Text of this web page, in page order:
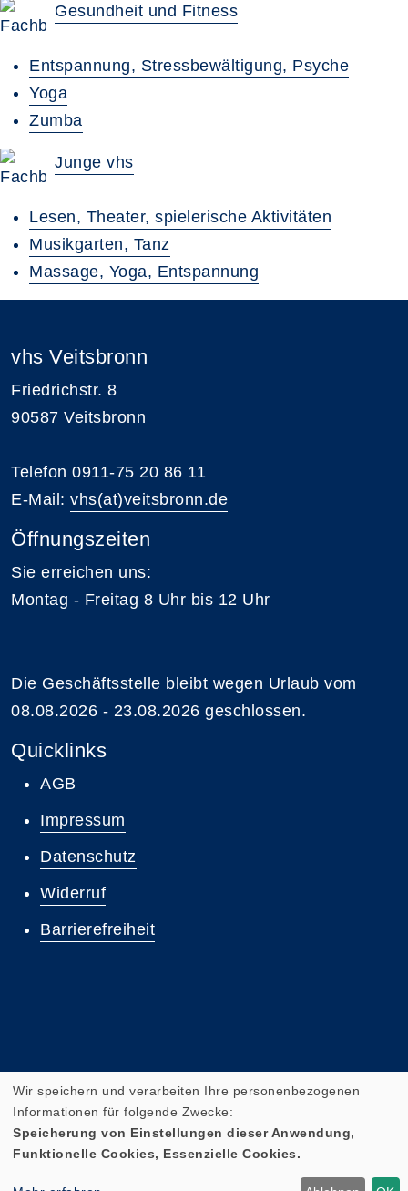
Gesundheit und Fitness
Entspannung, Stressbewältigung, Psyche
Yoga
Zumba
Junge vhs
Lesen, Theater, spielerische Aktivitäten
Musikgarten, Tanz
Massage, Yoga, Entspannung
vhs Veitsbronn
Friedrichstr. 8
90587 Veitsbronn
Telefon 0911-75 20 86 11
E-Mail: vhs(at)veitsbronn.de
Öffnungszeiten
Sie erreichen uns:
Montag - Freitag 8 Uhr bis 12 Uhr
Die Geschäftsstelle bleibt wegen Urlaub vom
08.08.2026 - 23.08.2026 geschlossen.
Quicklinks
AGB
Impressum
Datenschutz
Widerruf
Barrierefreiheit
Cookie Einstellungen
Wir speichern und verarbeiten Ihre personenbezogenen
Informationen für folgende Zwecke:
Speicherung von Einstellungen dieser Anwendung,
Funktionelle Cookies, Essenzielle Cookies.